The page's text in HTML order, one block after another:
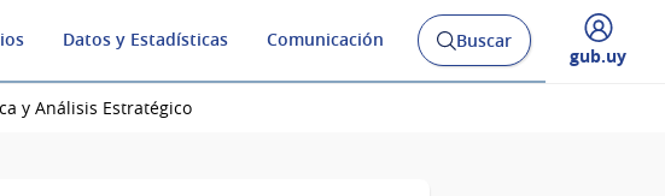
Datos y Estadísticas Comunicación
Abrir
buscador
Buscar
Desplegar
gub.uy
y Análisis Estratégico